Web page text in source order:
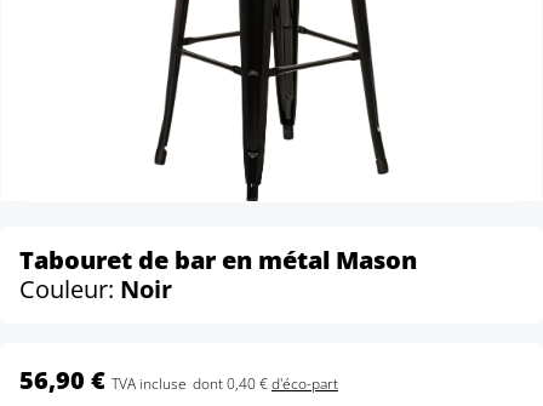
Tabouret de bar en métal Mason
Couleur: Noir
56,90 € TVA incluse dont 0,40 €d'éco-part